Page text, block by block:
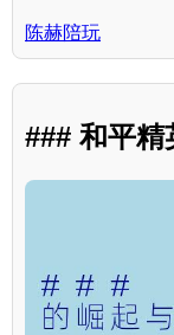
陈赫陪玩
### 和平精